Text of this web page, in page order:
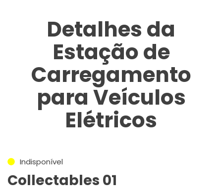
Detalhes da
Estação de
Carregamento
para Veículos
Elétricos
Indisponível
Collectables 01